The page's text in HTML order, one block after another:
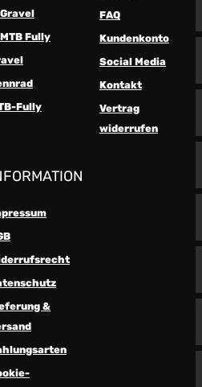
Fully
Fully
FAQ
Kundenkonto
Social Media
Kontakt
Vertrag
widerrufen
&